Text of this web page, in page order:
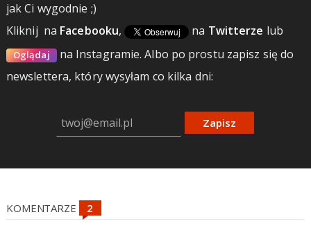
jak Ci wygodnie ;)
Kliknij na Facebooku, na Twitterze lub
Oglądaj na Instagramie.Albo po prostu zapisz się do
newslettera, który wysyłam co kilka dni:
Zapisz
KOMENTARZE